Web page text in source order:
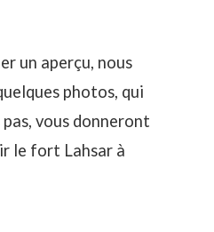
un aperçu, nous
photos, qui
vous donneront
le fort Lahsar à